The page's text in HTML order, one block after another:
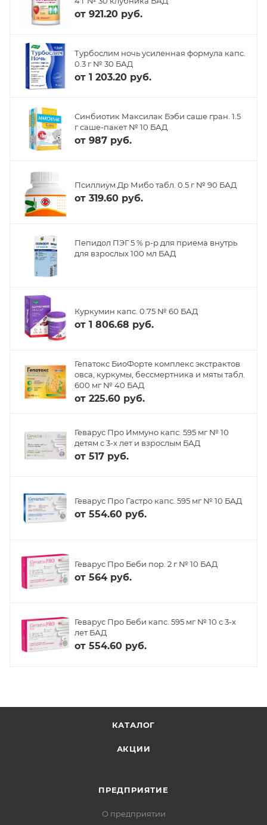
от 921.20 руб.
Турбослим ночь усиленная формула капс.
0.3 г № 30 БАД
от 1 203.20 руб.
Синбиотик Максилак Бэби саше гран. 1.5
г саше-пакет № 10 БАД
от 987 руб.
Псиллиум Др Мибо табл. 0.5 г № 90 БАД
от 319.60 руб.
Пепидол ПЭГ 5 % р-р для приема внутрь
для взрослых 100 мл БАД
Куркумин капс. 0.75 № 60 БАД
от 1 806.68 руб.
Гепатокс БиоФорте комплекс экстрактов
овса, куркумы, бессмертника и мяты табл.
600 мг № 40 БАД
от 225.60 руб.
Геварус Про Иммуно капс. 595 мг № 10
детям с 3-х лет и взрослым БАД
от 517 руб.
Геварус Про Гастро капс. 595 мг № 10 БАД
от 554.60 руб.
Геварус Про Беби пор. 2 г № 10 БАД
от 564 руб.
Геварус Про Беби капс. 595 мг № 10 с 3-х
лет БАД
от 554.60 руб.
КАТАЛОГ
АКЦИИ
ПРЕДПРИЯТИЕ
О предприятии